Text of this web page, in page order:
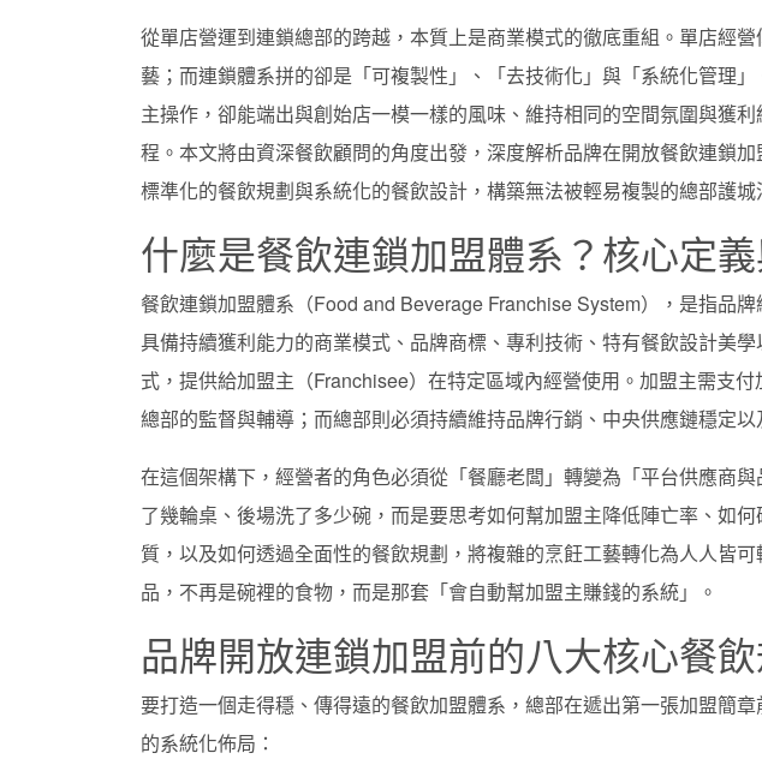
從單店營運到連鎖總部的跨越，本質上是商業模式的徹底重組。單店經
藝；而連鎖體系拼的卻是「可複製性」、「去技術化」與「系統化管理
主操作，卻能端出與創始店一模一樣的風味、維持相同的空間氛圍與獲
程。本文將由資深餐飲顧問的角度出發，深度解析品牌在開放餐飲連鎖
標準化的餐飲規劃與系統化的餐飲設計，構築無法被輕易複製的總部護城
什麼是餐飲連鎖加盟體系？核心定
餐飲連鎖加盟體系（Food and Beverage Franchise System），是指品
具備持續獲利能力的商業模式、品牌商標、專利技術、特有餐飲設計美
式，提供給加盟主（Franchisee）在特定區域內經營使用。加盟主需支
總部的監督與輔導；而總部則必須持續維持品牌行銷、中央供應鏈穩定以
在這個架構下，經營者的角色必須從「餐廳老闆」轉變為「平台供應商
了幾輪桌、後場洗了多少碗，而是要思考如何幫加盟主降低陣亡率、如
質，以及如何透過全面性的餐飲規劃，將複雜的烹飪工藝轉化為人人皆
品，不再是碗裡的食物，而是那套「會自動幫加盟主賺錢的系統」。
品牌開放連鎖加盟前的八大核心餐
要打造一個走得穩、傳得遠的餐飲加盟體系，總部在遞出第一張加盟簡
的系統化佈局：